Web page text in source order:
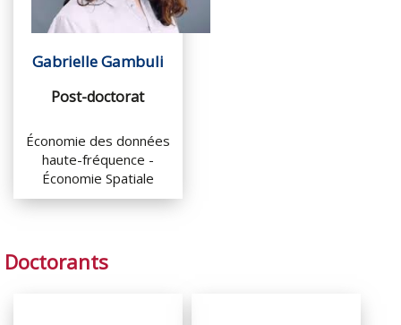
Gabrielle Gambuli
Post-doctorat
Économie des données
haute-fréquence -
Économie Spatiale
Doctorants